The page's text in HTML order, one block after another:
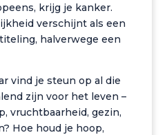
krijg je kanker.
verschijnt als een
halverwege een
vind je steun op al die
zijn voor het leven –
vruchtbaarheid, gezin,
Hoe houd je hoop,